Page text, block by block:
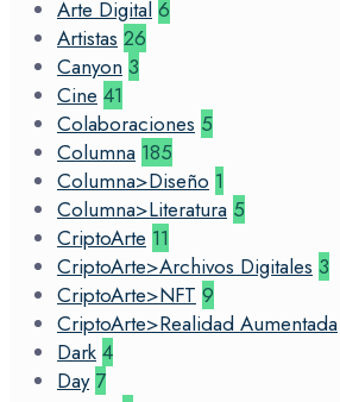
Arte Digital 6
Artistas 26
Canyon 3
Cine 41
Colaboraciones 5
Columna 185
Columna>Diseño 1
Columna>Literatura 5
CriptoArte 11
CriptoArte>Archivos Digitales 3
CriptoArte>NFT 9
CriptoArte>Realidad Aumentada
Dark 4
Day 7